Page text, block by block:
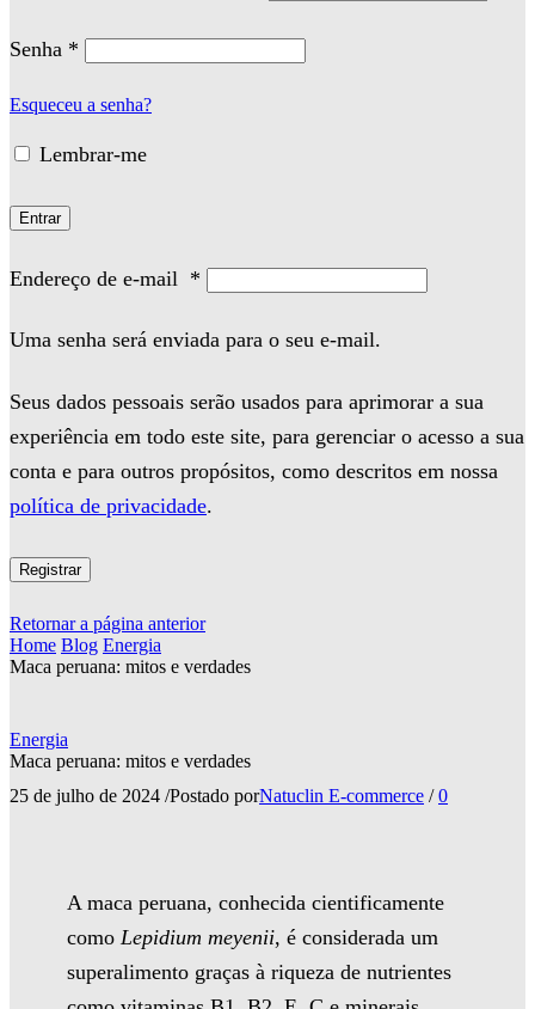
Senha *
Esqueceu a senha?
Lembrar-me
Entrar
Endereço de e-mail *
Uma senha será enviada para o seu e-mail.
Seus dados pessoais serão usados para aprimorar a sua
experiência em todo este site, para gerenciar o acesso a sua
conta e para outros propósitos, como descritos em nossa
política de privacidade.
Registrar
Retornar a página anterior
Home Blog Energia
Maca peruana: mitos e verdades
Energia
Maca peruana: mitos e verdades
25 de julho de 2024 /Postado porNatuclin E-commerce / 0
A maca peruana, conhecida cientificamente
como Lepidium meyenii, é considerada um
superalimento graças à riqueza de nutrientes